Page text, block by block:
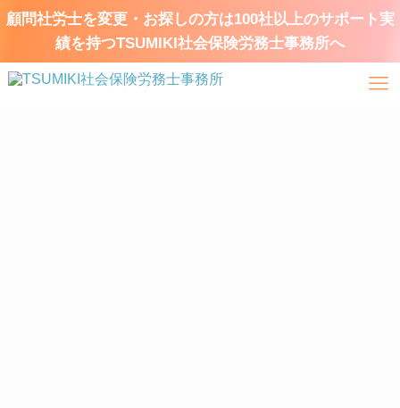
顧問社労士を変更・お探しの方は100社以上のサポート実
績を持つTSUMIKI社会保険労務士事務所へ